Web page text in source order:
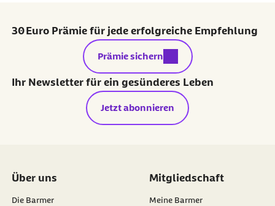
30 Euro Prämie für jede erfolgreiche Empfehlung
externer Link:
Prämie sichern
Ihr Newsletter für ein gesünderes Leben
Jetzt abonnieren
Über uns
Die Barmer
Mitgliedschaft
Meine Barmer